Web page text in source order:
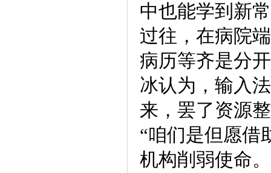
中也能学到新
过往，在病院
病历等齐是分
冰认为，输入
来，罢了资源
“咱们是但愿借
机构削弱使命